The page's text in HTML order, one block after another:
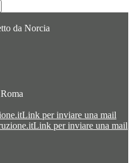
da Norcia
Link per inviare una mail
Link per inviare una mail